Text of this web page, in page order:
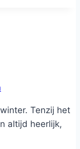
Tenzij het
altijd heerlijk,